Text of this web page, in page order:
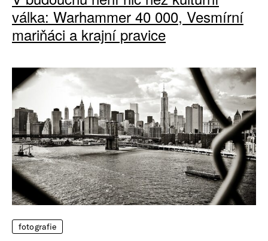
válka: Warhammer 40 000, Vesmírní
mariňáci a krajní pravice
fotografie